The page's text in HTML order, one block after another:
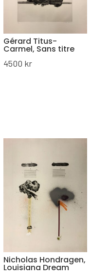
Gérard Titus-
Carmel, Sans titre
4500 kr
Nicholas Hondragen,
Louisiana Dream